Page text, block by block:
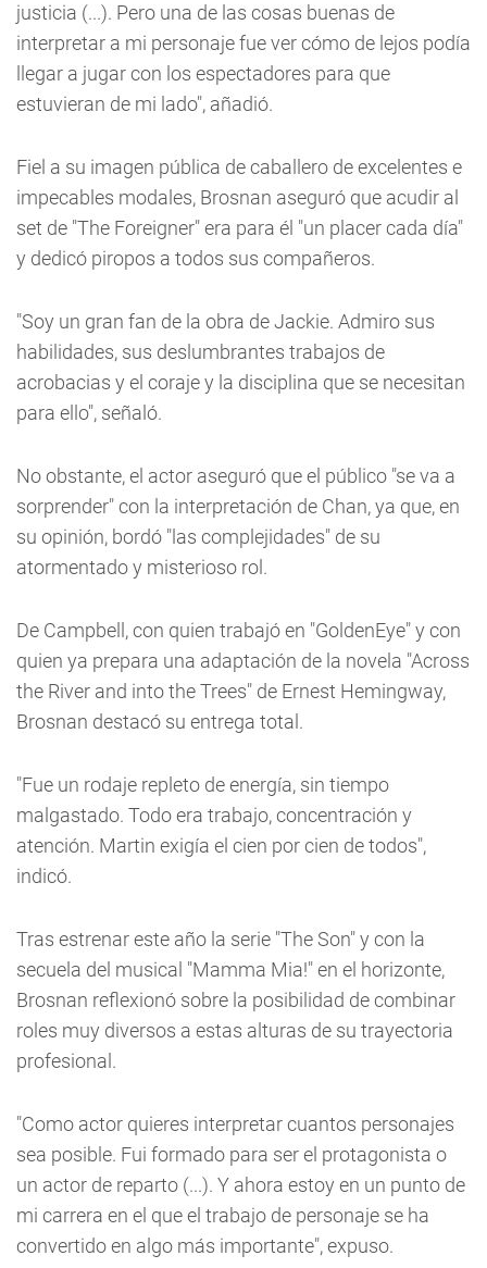
justicia (...). Pero una de las cosas buenas de
interpretar a mi personaje fue ver cómo de lejos podía
llegar a jugar con los espectadores para que
estuvieran de mi lado", añadió.
Fiel a su imagen pública de caballero de excelentes e
impecables modales, Brosnan aseguró que acudir al
set de "The Foreigner" era para él "un placer cada día"
y dedicó piropos a todos sus compañeros.
"Soy un gran fan de la obra de Jackie. Admiro sus
habilidades, sus deslumbrantes trabajos de
acrobacias y el coraje y la disciplina que se necesitan
para ello", señaló.
No obstante, el actor aseguró que el público "se va a
sorprender" con la interpretación de Chan, ya que, en
su opinión, bordó "las complejidades" de su
atormentado y misterioso rol.
De Campbell, con quien trabajó en "GoldenEye" y con
quien ya prepara una adaptación de la novela "Across
the River and into the Trees" de Ernest Hemingway,
Brosnan destacó su entrega total.
"Fue un rodaje repleto de energía, sin tiempo
malgastado. Todo era trabajo, concentración y
atención. Martin exigía el cien por cien de todos",
indicó.
Tras estrenar este año la serie "The Son" y con la
secuela del musical "Mamma Mia!" en el horizonte,
Brosnan reflexionó sobre la posibilidad de combinar
roles muy diversos a estas alturas de su trayectoria
profesional.
"Como actor quieres interpretar cuantos personajes
sea posible. Fui formado para ser el protagonista o
un actor de reparto (...). Y ahora estoy en un punto de
mi carrera en el que el trabajo de personaje se ha
convertido en algo más importante", expuso.